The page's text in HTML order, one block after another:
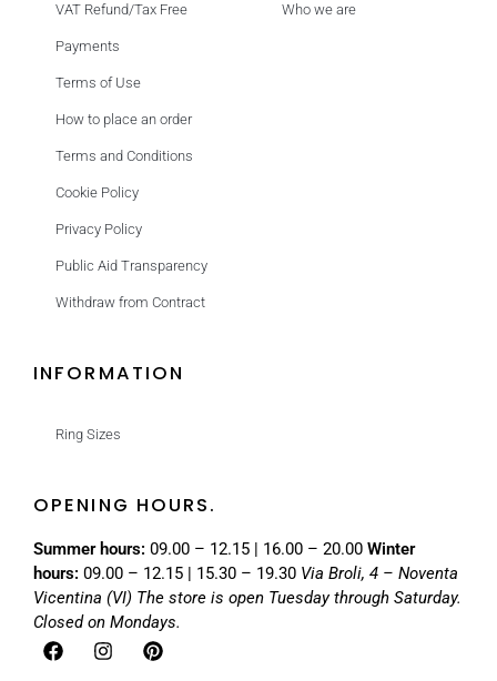
VAT Refund/Tax Free
Payments
Terms of Use
How to place an order
Terms and Conditions
Cookie Policy
Privacy Policy
Public Aid Transparency
Withdraw from Contract
Who we are
INFORMATION
Ring Sizes
OPENING HOURS.
Summer hours: 09.00 – 12.15 | 16.00 – 20.00 Winter
hours: 09.00 – 12.15 | 15.30 – 19.30 Via Broli, 4 – Noventa
Vicentina (VI) The store is open Tuesday through Saturday.
Closed on Mondays.